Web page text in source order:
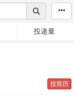
投递量
投简历